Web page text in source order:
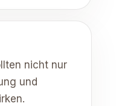
nicht nur
und